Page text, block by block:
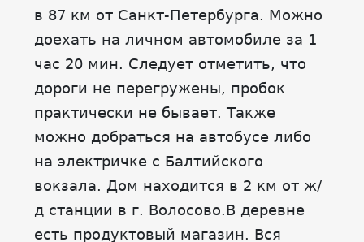
в 87 км от Санкт-Петербурга. Можно
доехать на личном автомобиле за 1
час 20 мин. Следует отметить, что
дороги не перегружены, пробок
практически не бывает. Также
можно добраться на автобусе либо
на электричке с Балтийского
вокзала. Дом находится в 2 км от ж/
д станции в г. Волосово.В деревне
есть продуктовый магазин. Вся